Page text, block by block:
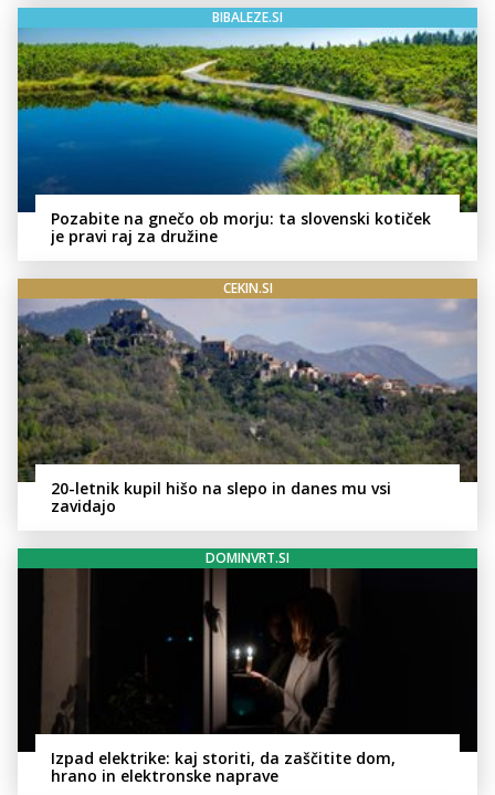
BIBALEZE.SI
Pozabite na gnečo ob morju: ta slovenski kotiček
je pravi raj za družine
CEKIN.SI
20-letnik kupil hišo na slepo in danes mu vsi
zavidajo
DOMINVRT.SI
Izpad elektrike: kaj storiti, da zaščitite dom,
hrano in elektronske naprave